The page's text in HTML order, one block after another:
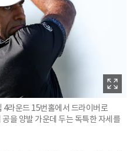
4라운드 15번홀에서 드라이버로
을 양발 가운데 두는 독특한 자세를